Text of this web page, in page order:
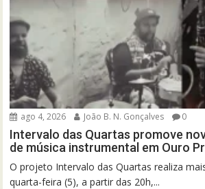
ago 4, 2026 João B. N. Gonçalves 0
Intervalo das Quartas promove
de música instrumental em Ouro
O projeto Intervalo das Quartas realiza
quarta-feira (5), a partir das 20h,...